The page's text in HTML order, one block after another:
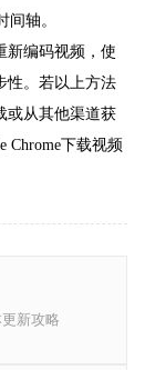
轴。
新编码视频，使
性。若以上方法
或从其他渠道获
Chrome下载视频
新攻略